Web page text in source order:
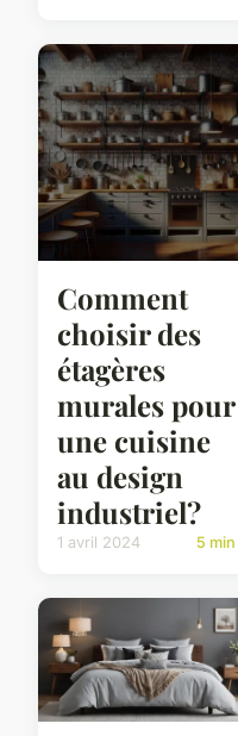
Comment
choisir des
étagères
murales pour
une cuisine
au design
industriel?
1 avril 2024 5 min